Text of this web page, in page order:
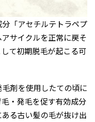
「アセチルテトラペプ
サイクルを正常に戻そ
て初期脱毛が起こる可
剤を使用したての頃に
・発毛を促す有効成分
る古い髪の毛が抜け出